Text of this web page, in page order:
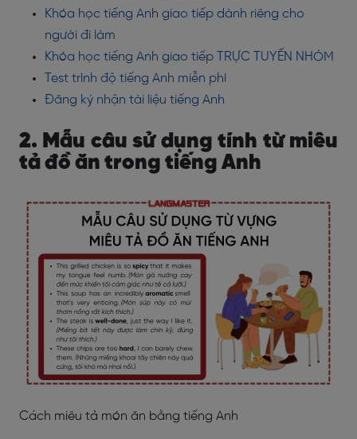
Khóa học tiếng Anh giao tiếp dành riêng cho
người đi làm
Khóa học tiếng Anh giao tiếp TRỰC TUYẾN NHÓM
Test trình độ tiếng Anh miễn phí
Đăng ký nhận tài liệu tiếng Anh
2. Mẫu câu sử dụng tính từ miêu
tả đồ ăn trong tiếng Anh
Cách miêu tả món ăn bằng tiếng Anh